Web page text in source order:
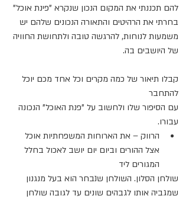
להם תכננתי את המקום הנכון שנקרא "פינת אוכל"
בחרתי את הרהיטים והתאורה הנכונים שלהם יש
משמעות לנוחות, להרגשה טובה ולתחושת החוויה
של היושבים בה.
קבלו תיאור של כמה מקרים וכל אחד מכם יוכל
להתחבר
עם הסיפור שלו ולחשוב על "פנת האוכל" הנכונה
עבורו.
הרווק – את הארוחות המשפחתיות אוכל
אצל ההורים וביום יום יושב לאכול בחלל
המגורים ליד
שולחן הסלון. השולחן שנבחר הוא בעל מנגנון
שמגביה אותו לגבהים שונים עד לגובה שולחן